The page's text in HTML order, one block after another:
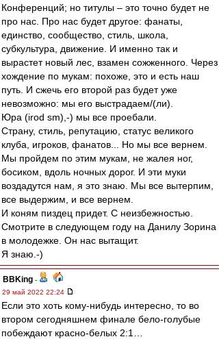
Конференций; но титулы – это точно будет не
про нас. Про нас будет другое: фанаты,
единство, сообщество, стиль, школа,
субкультура, движение. И именно так и
вырастет новый лес, взамен сожженного. Через
хождение по мукам: похоже, это и есть наш
путь. И сжечь его второй раз будет уже
невозможно: мы его выстрадаем/(ли).
Юра (irod sm),-) мы все проебали.
Страну, стиль, репутацию, статус великого
клуба, игроков, фанатов... Но мы все вернем.
Мы пройдем по этим мукам, не жалея ног,
босиком, вдоль ночных дорог. И эти муки
воздадутся нам, я это знаю. Мы все вытерпим,
все выдержим, и все вернем.
И коням пиздец придет. С неизбежностью.
Смотрите в следующем году на Данилу Зорина
в молодежке. Он нас вытащит.
Я знаю.-)
BBKing -
29 май 2022 22:24
Если это хоть кому-нибудь интересно, то во
втором сегодняшнем финале бело-голубые
побеждают красно-белых 2:1…